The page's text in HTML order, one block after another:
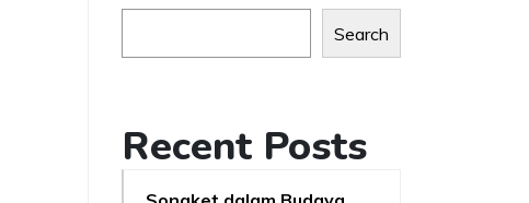
Search
Recent Posts